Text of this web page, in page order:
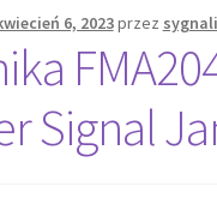
6, 2023przez
Signal